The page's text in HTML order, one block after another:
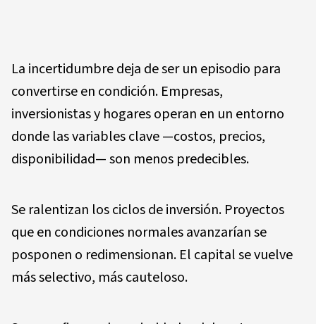
La incertidumbre deja de ser un episodio para
convertirse en condición. Empresas,
inversionistas y hogares operan en un entorno
donde las variables clave —costos, precios,
disponibilidad— son menos predecibles.
Se ralentizan los ciclos de inversión. Proyectos
que en condiciones normales avanzarían se
posponen o redimensionan. El capital se vuelve
más selectivo, más cauteloso.